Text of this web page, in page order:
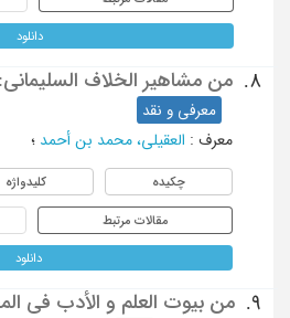
دانلود
8. من مشاهیر الخلاف
معرفی و نقد
معرف : العقیلی، محمد بن أحمد ؛
چکیده کلیدواژه
مقالات مرتبط
دانلود
9.
من بیوت العلم و الأدب فی